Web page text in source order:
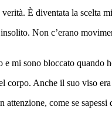
È diventata la scelta
Non c’erano
mi sono bloccato quando
corpo. Anche il suo viso
come se